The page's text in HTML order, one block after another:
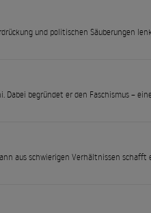
und politischen Säuberungen
begründet er den Faschismus –
aus schwierigen Verhältnissen schafft